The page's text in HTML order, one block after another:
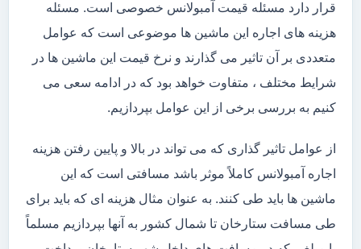
قرار دارد مسئله قیمت آمبولانس خصوصی است. مسئله
هزینه های اجاره این ماشین ها موضوعی است که عوامل
متعددی بر آن تاثیر می گذارند و نرخ قیمت این ماشین ها در
شرایط مختلف ، متفاوت خواهد بود که در ادامه سعی می
کنیم به بررسی برخی از این عوامل بپردازیم.
از عوامل تاثیر گذاری که می تواند در بالا و پایین رفتن هزینه
اجاره آمبولانس کاملاً موثر باشد مسافتی است که این
ماشین ها باید طی کنند. به عنوان مثال هزینه ای که باید برای
طی مسافت ستارخان تا شمال کشور به آنها بپردازیم مسلماً